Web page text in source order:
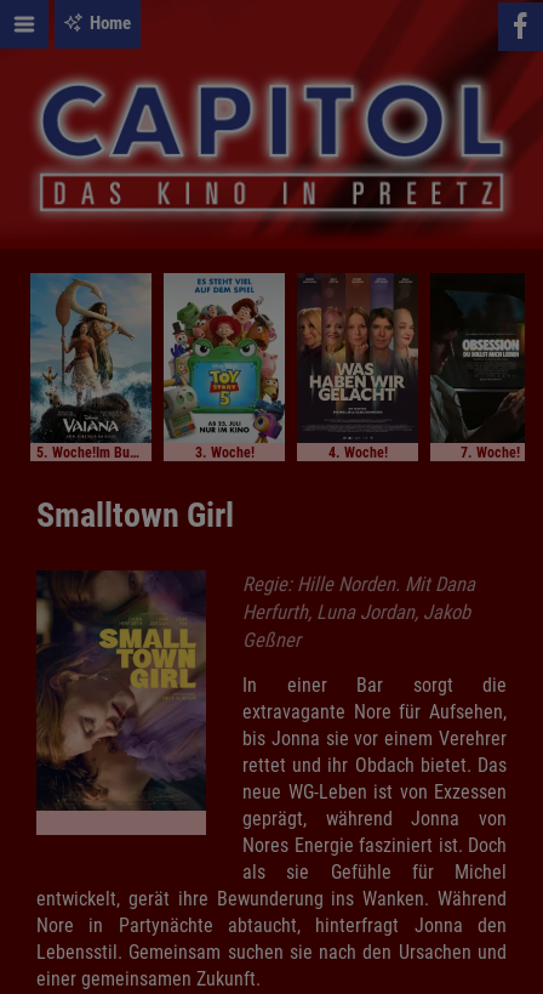
Home
5. Woche!Im Bundesstart 3. Woche! 4. Woche! 7. Woche!
Smalltown Girl
Regie: Hille Norden. Mit Dana
Herfurth, Luna Jordan, Jakob
Geßner
In einer Bar sorgt die
extravagante Nore für Aufsehen,
bis Jonna sie vor einem Verehrer
rettet und ihr Obdach bietet. Das
neue WG-Leben ist von Exzessen
geprägt, während Jonna von
Nores Energie fasziniert ist. Doch
als sie Gefühle für Michel
entwickelt, gerät ihre Bewunderung ins Wanken. Während
Nore in Partynächte abtaucht, hinterfragt Jonna den
Lebensstil. Gemeinsam suchen sie nach den Ursachen und
einer gemeinsamen Zukunft.